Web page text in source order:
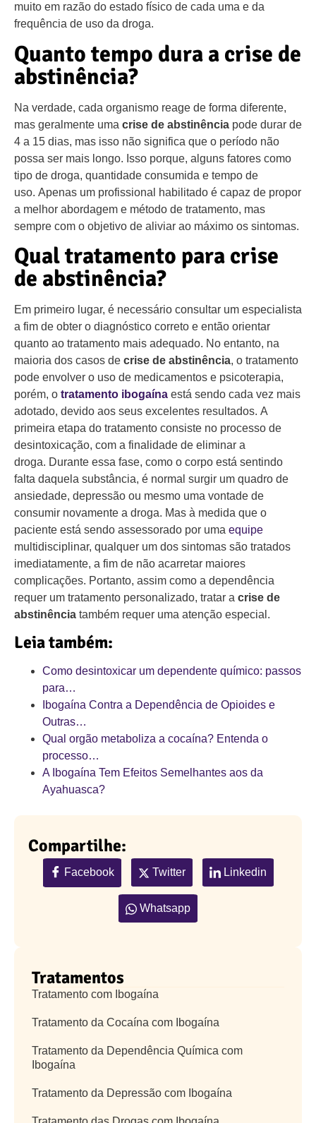
muito em razão do estado físico de cada uma e da
frequência de uso da droga.
Quanto tempo dura a crise de
abstinência?
Na verdade, cada organismo reage de forma diferente,
mas geralmente uma crise de abstinência pode durar de
4 a 15 dias, mas isso não significa que o período não
possa ser mais longo. Isso porque, alguns fatores como
tipo de droga, quantidade consumida e tempo de
uso. Apenas um profissional habilitado é capaz de propor
a melhor abordagem e método de tratamento, mas
sempre com o objetivo de aliviar ao máximo os sintomas.
Qual tratamento para crise
de abstinência?
Em primeiro lugar, é necessário consultar um especialista
a fim de obter o diagnóstico correto e então orientar
quanto ao tratamento mais adequado. No entanto, na
maioria dos casos de crise de abstinência, o tratamento
pode envolver o uso de medicamentos e psicoterapia,
porém, o tratamento ibogaína está sendo cada vez mais
adotado, devido aos seus excelentes resultados. A
primeira etapa do tratamento consiste no processo de
desintoxicação, com a finalidade de eliminar a
droga. Durante essa fase, como o corpo está sentindo
falta daquela substância, é normal surgir um quadro de
ansiedade, depressão ou mesmo uma vontade de
consumir novamente a droga. Mas à medida que o
paciente está sendo assessorado por uma equipe
multidisciplinar, qualquer um dos sintomas são tratados
imediatamente, a fim de não acarretar maiores
complicações. Portanto, assim como a dependência
requer um tratamento personalizado, tratar a crise de
abstinência também requer uma atenção especial.
Leia também:
Como desintoxicar um dependente químico: passos
para…
Ibogaína Contra a Dependência de Opioides e
Outras…
Qual orgão metaboliza a cocaína? Entenda o
processo…
A Ibogaína Tem Efeitos Semelhantes aos da
Ayahuasca?
Compartilhe:
Facebook Twitter Linkedin
Whatsapp
Tratamentos
Tratamento com Ibogaína
Tratamento da Cocaína com Ibogaína
Tratamento da Dependência Química com
Ibogaína
Tratamento da Depressão com Ibogaína